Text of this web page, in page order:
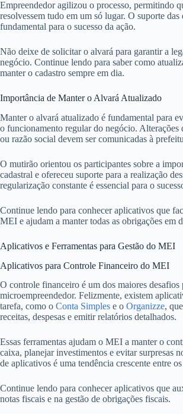
Empreendedor agilizou o processo, permitindo
resolvessem tudo em um só lugar. O suporte das
fundamental para o sucesso da ação.
Não deixe de solicitar o alvará para garantir a
negócio. Continue lendo para saber como
manter o cadastro sempre em dia.
Importância de Manter o Alvará Atualizado
Manter o alvará atualizado é fundamental para
o funcionamento regular do negócio. Alterações
ou razão social devem ser comunicadas à
O mutirão orientou os participantes sobre a
cadastral e ofereceu suporte para a realização
regularização constante é essencial para o
Continue lendo para conhecer aplicativos que
MEI e ajudam a manter todas as obrigações em
Aplicativos e Ferramentas para Gestão do MEI
Aplicativos para Controle Financeiro do MEI
O controle financeiro é um dos maiores desafios
microempreendedor. Felizmente, existem
tarefa, como o Conta Simples e o Organizze,
receitas, despesas e emitir relatórios detalhados.
Essas ferramentas ajudam o MEI a manter o
caixa, planejar investimentos e evitar surpresas
de aplicativos é uma tendência crescente entre
Continue lendo para conhecer aplicativos que
notas fiscais e na gestão de obrigações fiscais.